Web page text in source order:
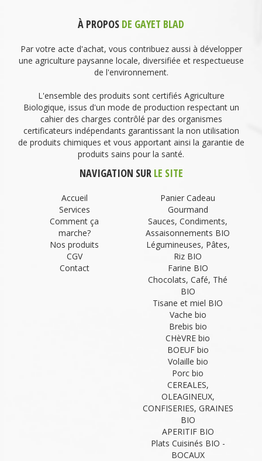
À PROPOS DE GAYET BLAD
Par votre acte d'achat, vous contribuez aussi à développer
une agriculture paysanne locale, diversifiée et respectueuse
de l'environnement.
L'ensemble des produits sont certifiés Agriculture
Biologique, issus d'un mode de production respectant un
cahier des charges contrôlé par des organismes
certificateurs indépendants garantissant la non utilisation
de produits chimiques et vous apportant ainsi la garantie de
produits sains pour la santé.
NAVIGATION SUR LE SITE
Accueil
Services
Comment ça
marche?
Nos produits
CGV
Contact
Panier Cadeau
Gourmand
Sauces, Condiments,
Assaisonnements BIO
Légumineuses, Pâtes,
Riz BIO
Farine BIO
Chocolats, Café, Thé
BIO
Tisane et miel BIO
Vache bio
Brebis bio
CHèVRE bio
BOEUF bio
Volaille bio
Porc bio
CEREALES,
OLEAGINEUX,
CONFISERIES, GRAINES
BIO
APERITIF BIO
Plats Cuisinés BIO -
BOCAUX